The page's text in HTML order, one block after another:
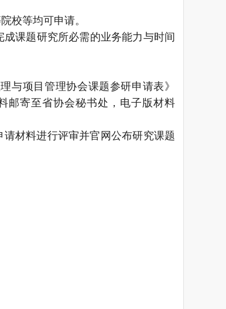
校等均可申请。
课题研究所必需的业务能力与时间
与项目管理协会课题参研申请表》
邮寄至省协会秘书处， 电子版材料
材料进行评审并官网公布研究课题